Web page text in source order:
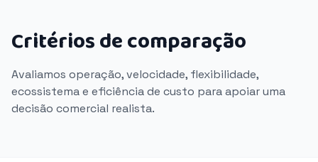
Critérios de comparação
Avaliamos operação, velocidade, flexibilidade,
ecossistema e eficiência de custo para apoiar uma
decisão comercial realista.